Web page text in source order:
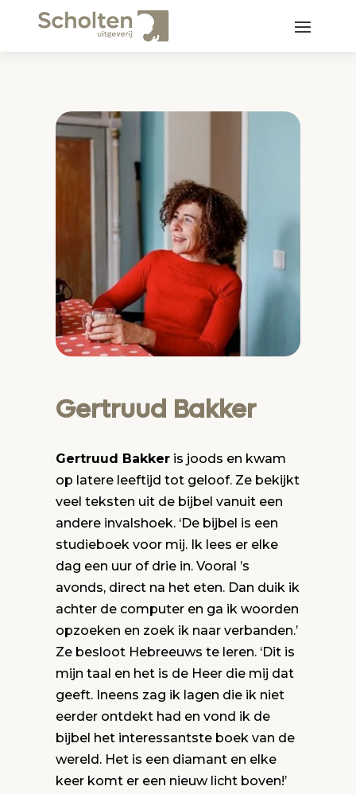
Gertruud Bakker
Gertruud Bakkeris joods en kwam
op latere leeftijd tot geloof. Ze bekijkt
veel teksten uit de bijbel vanuit een
andere invalshoek. ‘De bijbel is een
studieboek voor mij. Ik lees er elke
dag een uur of drie in. Vooral ’s
avonds, direct na het eten. Dan duik ik
achter de computer en ga ik woorden
opzoeken en zoek ik naar verbanden.’
Ze besloot Hebreeuws te leren. ‘Dit is
mijn taal en het is de Heer die mij dat
geeft. Ineens zag ik lagen die ik niet
eerder ontdekt had en vond ik de
bijbel het interessantste boek van de
wereld. Het is een diamant en elke
keer komt er een nieuw licht boven!’